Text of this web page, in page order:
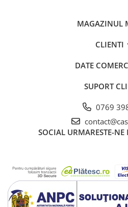
MAGAZINUL
CLIENTI
DATE
SUPORT
0769
SOCIAL URMARESTE-